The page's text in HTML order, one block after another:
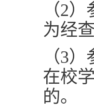
（2
为经
（3
在校
的。